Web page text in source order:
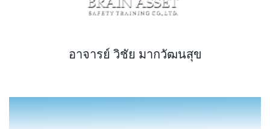
อาจารย์ วิชัย มากวัฒนสุข